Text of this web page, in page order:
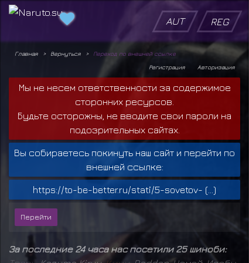
AUT REG
Главная Вернуться
Переход по внешней ссылке
Авторизация
Регистрация
Мы не несем ответственности за содержимое
сторонних ресурсов.
Будьте осторожны, не вводите свои пароли на
подозрительных сайтах.
Вы собираетесь покинуть наш сайт и перейти по
внешней ссылке:
https://to-be-better.ru/stati/5-sovetov- (...)
За последние 24 часа нас посетили 25 шиноби: